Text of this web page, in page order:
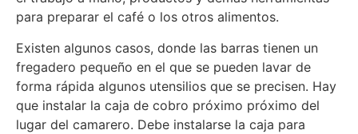
para preparar el café o los otros alimentos.
Existen algunos casos, donde las barras tienen un
fregadero pequeño en el que se pueden lavar de
forma rápida algunos utensilios que se precisen. Hay
que instalar la caja de cobro próximo próximo del
lugar del camarero. Debe instalarse la caja para